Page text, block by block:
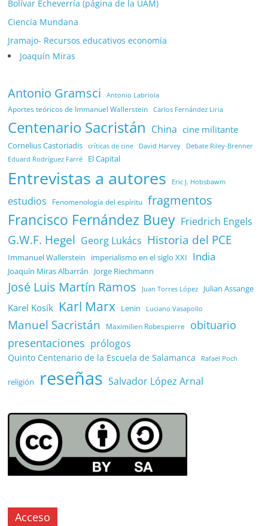
Bolívar Echeverría (página de la UAM)
Ciencía Mundana
Jramajo- Recursos educativos economía
Joaquín Miras
Antonio Gramsci Antonio Labriola
Aportes teóricos de Immanuel Wallerstein Carlos Fernández Liria
Centenario Sacristán China cine militante
Cornelius Castoriadis críticas de cine David Harvey Debate Riley-Brenner
Eduard Rodríguez Farré El Capital
Entrevistas a autores Eric J. Hobsbawm
estudios Fenomenología del espíritu fragmentos
Francisco Fernández Buey Friedrich Engels
G.W.F. Hegel Georg Lukács Historia del PCE
Immanuel Wallerstein imperialismo en el siglo XXI India
Joaquín Miras Albarrán Jorge Riechmann
José Luis Martín Ramos Juan Torres López Julian Assange
Karel Kosík Karl Marx Lenin Luciano Vasapollo
Manuel Sacristán Maximilien Robespierre
obituario
presentaciones prólogos
Quinto Centenario de la Escuela de Salamanca Rafael Poch
religión reseñas Salvador López Arnal
Acceso